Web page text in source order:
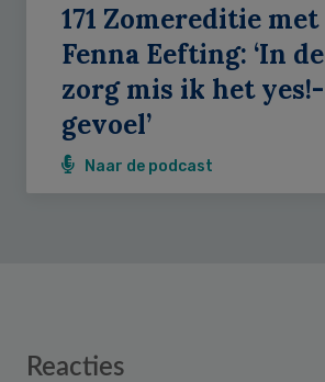
171 Zomereditie met
Fenna Eefting: ‘In de
zorg mis ik het yes!-
gevoel’
Naar de podcast
Reader
Reacties